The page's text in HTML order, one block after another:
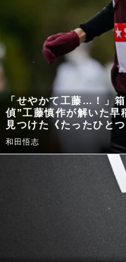
「せやかて工藤…！」
偵”工藤慎作が解いた
見つけた《たったひとつ
和田悟志